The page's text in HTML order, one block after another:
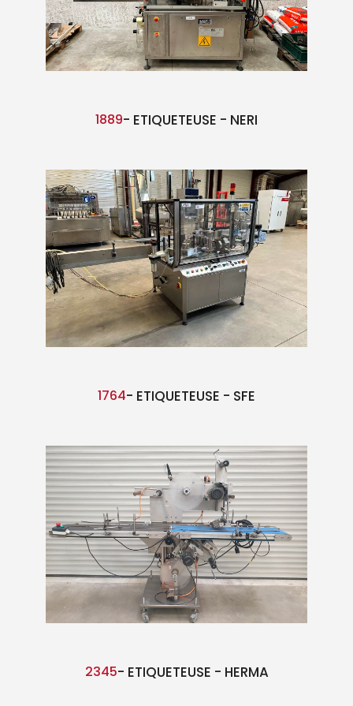
1889- ETIQUETEUSE - NERI
1764- ETIQUETEUSE - SFE
2345- ETIQUETEUSE - HERMA